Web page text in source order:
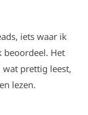
iets waar ik
beoordeel. Het
prettig leest,
lezen.